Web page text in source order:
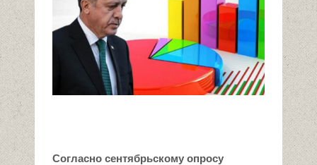
Согласно сентябрьскому опросу